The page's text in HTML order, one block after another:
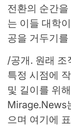
전환의 순간
는 이들 대학
공을 거두기
/공개. 원래 조
특정 시점에
및 길이를 위
Mirage.News
으며 여기에